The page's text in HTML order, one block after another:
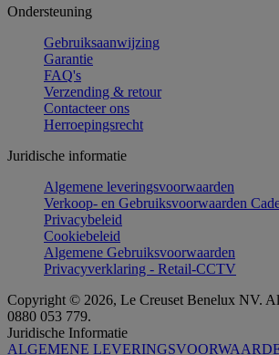
Ondersteuning
Gebruiksaanwijzing
Garantie
FAQ's
Verzending & retour
Contacteer ons
Herroepingsrecht
Juridische informatie
Algemene leveringsvoorwaarden
Verkoop- en Gebruiksvoorwaarden
Privacybeleid
Cookiebeleid
Algemene Gebruiksvoorwaarden
Privacyverklaring - Retail-CCTV
Copyright © 2026, Le Creuset Benelux NV.
0880 053 779.
Juridische Informatie
ALGEMENE